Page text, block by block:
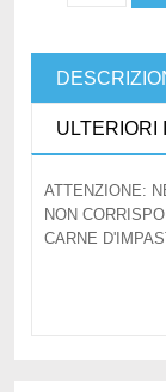
ULTERIORI
ATTENZIONE:
NON
CARNE